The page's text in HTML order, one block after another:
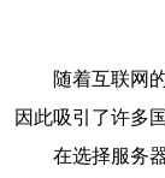
随着互联网
因此吸引了许多
在选择服务